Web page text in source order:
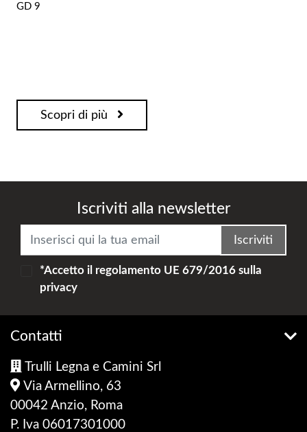
GD 9
Scopri di più
Iscriviti alla newsletter
Iscriviti
*Accetto il regolamento UE 679/2016sulla
privacy
Contatti
Trulli Legna e Camini Srl
Via Armellino, 63
00042 Anzio, Roma
P. Iva 06017301000